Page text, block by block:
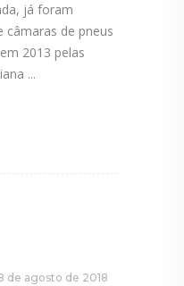
já foram
câmaras de pneus
2013 pelas
de agosto de 2018